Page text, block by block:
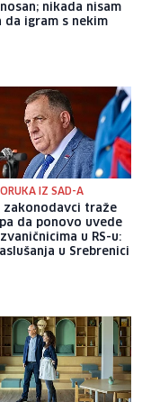
nikada nisam
da igram s nekim
IZ SAD-A
zakonodavci traže
da ponovo uvede
u RS-u:
u Srebrenici